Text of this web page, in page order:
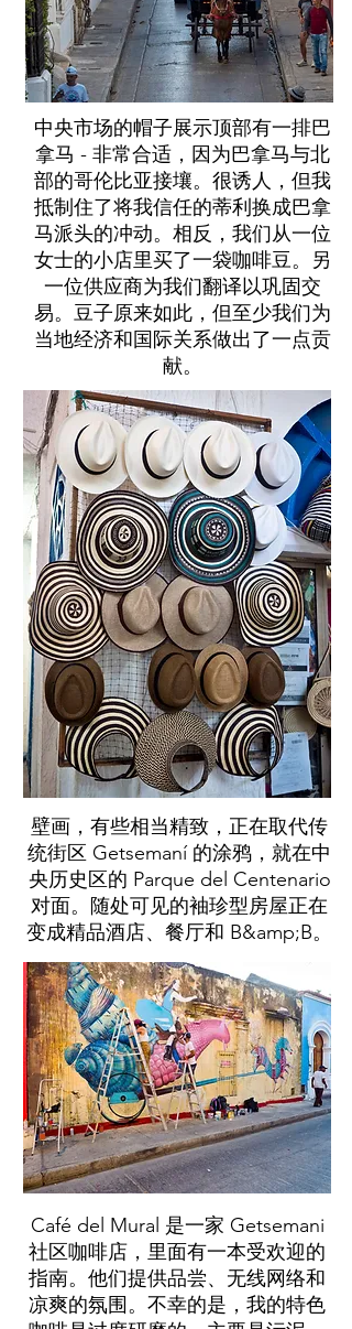
中央市场的帽子展示顶部有一排巴
拿马 - 非常合适，因为巴拿马与北
部的哥伦比亚接壤。很诱人，但我
抵制住了将我信任的蒂利换成巴拿
马派头的冲动。相反，我们从一位
女士的小店里买了一袋咖啡豆。另
一位供应商为我们翻译以巩固交
易。豆子原来如此，但至少我们为
当地经济和国际关系做出了一点贡
献。
壁画，有些相当精致，正在取代传
统街区 Getsemaní 的涂鸦，就在中
央历史区的 Parque del Centenario
对面。随处可见的袖珍型房屋正在
变成精品酒店、餐厅和 B&amp;B。
Café del Mural 是一家 Getsemani
社区咖啡店，里面有一本受欢迎的
指南。他们提供品尝、无线网络和
凉爽的氛围。不幸的是，我的特色